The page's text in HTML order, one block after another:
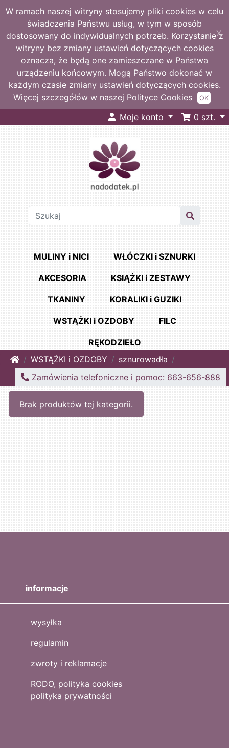
W ramach naszej witryny stosujemy pliki cookies w celu
świadczenia Państwu usług, w tym w sposób
dostosowany do indywidualnych potrzeb. Korzystanie z
witryny bez zmiany ustawień dotyczących cookies
oznacza, że będą one zamieszczane w Państwa
urządzeniu końcowym. Mogą Państwo dokonać w
każdym czasie zmiany ustawień dotyczących cookies.
Więcej szczegółów w naszej Polityce Cookies
X
OK
Moje konto 0 szt.
MULINY i NICI WŁÓCZKI i SZNURKI
AKCESORIA KSIĄŻKI i ZESTAWY
TKANINY KORALIKI i GUZIKI
WSTĄŻKI i OZDOBY FILC
RĘKODZIEŁO
HomeWSTĄŻKI i OZDOBY
sznurowadła
Zamówienia telefoniczne i pomoc: 663-656-888
Brak produktów tej kategorii.
informacje
wysyłka
regulamin
zwroty i reklamacje
RODO, polityka cookies
polityka prywatności